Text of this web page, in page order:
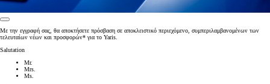
Με την εγγραφή σας, θα αποκτήσετε πρόσβαση σε αποκλειστικό περιεχόμενο, συμπεριλαμβανομένων των
τελευταίων νέων και προσφορών* για το Yaris.
Salutation
Mr.
Mrs.
Ms.